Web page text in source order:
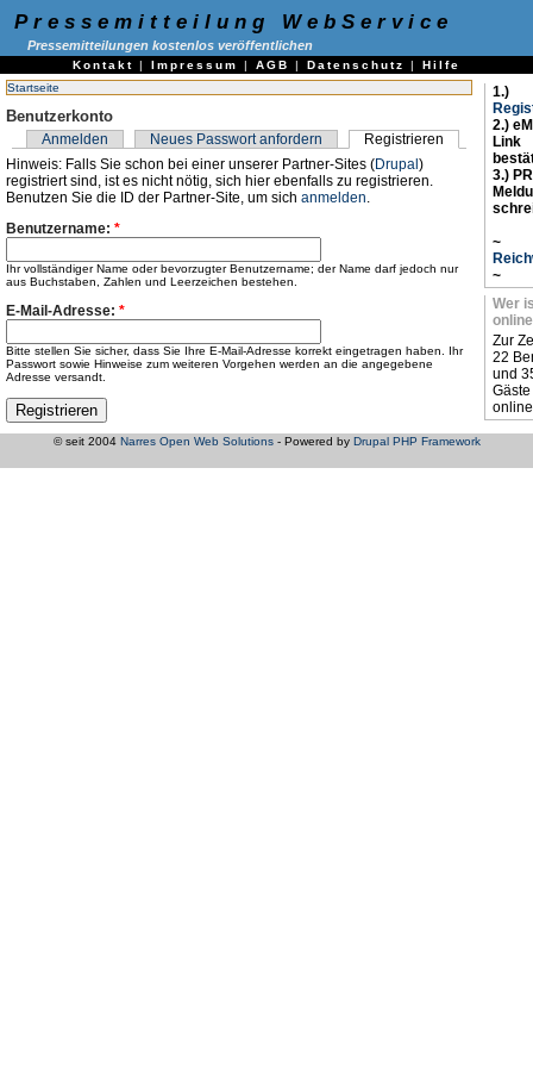
Pressemitteilung WebService
Pressemitteilungen kostenlos veröffentlichen
Kontakt | Impressum | AGB | Datenschutz | Hilfe
Startseite
Benutzerkonto
Anmelden Neues Passwort anfordern
Registrieren
Hinweis: Falls Sie schon bei einer unserer Partner-Sites (Drupal)
registriert sind, ist es nicht nötig, sich hier ebenfalls zu registrieren.
Benutzen Sie die ID der Partner-Site, um sich anmelden
Benutzername: *
Ihr vollständiger Name oder bevorzugter Benutzername; der Name darf jedoch nur
aus Buchstaben, Zahlen und Leerzeichen bestehen.
E-Mail-Adresse: *
Bitte stellen Sie sicher, dass Sie Ihre E-Mail-Adresse korrekt eingetragen haben. Ihr
Passwort sowie Hinweise zum weiteren Vorgehen werden an die angegebene
Adresse versandt.
1.)
2.)
Link
3.)
~
~
Wer
online
Zur
22
und
Gäste
© seit 2004 Narres Open Web Solutions- Powered by Drupal PHP Framework